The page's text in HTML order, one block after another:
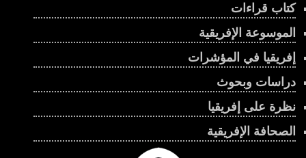
كتاب قراءات
الموسوعة الإفريقية
إفريقيا في المؤشرات
دراسات وبحوث
نظرة على إفريقيا
الصحافة الإفريقية